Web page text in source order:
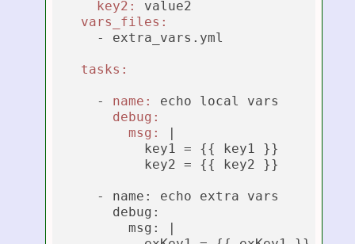
key2:
value2
vars_files:
    - extra_vars.yml
tasks:
    -
name:
echo local vars
debug:
msg:
|
          key1 = {{ key1 }}
          key2 = {{ key2 }}
    - name: echo extra vars
      debug:
        msg:
|